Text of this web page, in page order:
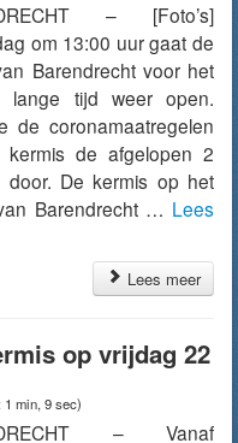
– [Foto’s]
om 13:00 uur gaat de
Barendrecht voor het
lange tijd weer open.
de coronamaatregelen
de afgelopen 2
door. De kermis op het
Barendrecht … Lees
Lees meer
op vrijdag 22
min, 9 sec)
– Vanaf